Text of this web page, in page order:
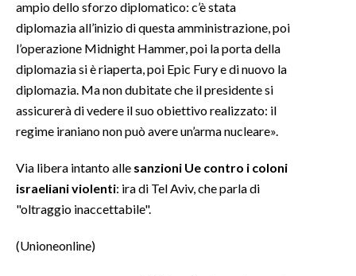
PUBBLICITÀ
SPIAGGE
STORE
ampio dello sforzo diplomatico: c’è stata
diplomazia all’inizio di questa amministrazione, poi
l’operazione Midnight Hammer, poi la porta della
diplomazia si è riaperta, poi Epic Fury e di nuovo la
diplomazia. Ma non dubitate che il presidente si
assicurerà di vedere il suo obiettivo realizzato: il
regime iraniano non può avere un’arma nucleare».
Via libera intanto alle sanzioni Ue contro i coloni
israeliani violenti: ira di Tel Aviv, che parla di
"oltraggio inaccettabile".
(Unioneonline)